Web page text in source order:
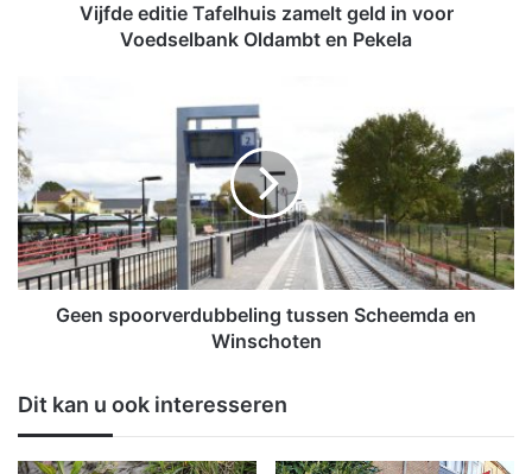
a
f
e
l
h
u
i
s
l
t
g
Vijfde editie Tafelhuis zamelt geld in voor
Voedselbank Oldambt en Pekela
e
e
n
s
p
o
o
r
u
b
b
Geen spoorverdubbeling tussen Scheemda en
Winschoten
Dit kan u ook interesseren